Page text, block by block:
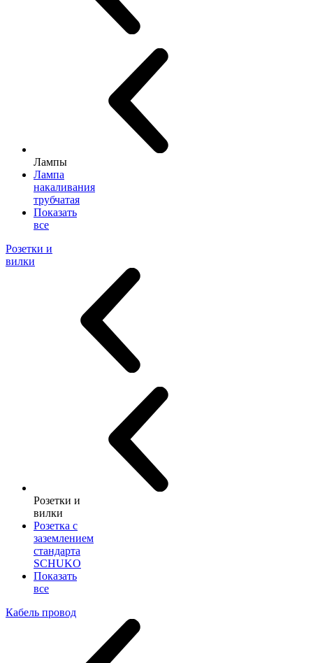
Лампы
Лампа
накаливания
трубчатая
Показать
все
Розетки и
вилки
Розетки и
вилки
Розетка с
заземлением
стандарта
SCHUKO
Показать
все
Кабель провод